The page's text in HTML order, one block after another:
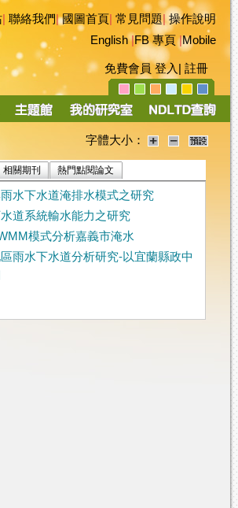
聯絡我們|國圖首頁 常見問題|操作說明
English|FB 專頁|Mobile
免費會員 登入 註冊
字體大小：
相關期刊 熱門點閱論文
水下水道淹排水模式之研究
道系統輸水能力之研究
模式分析嘉義市淹水
雨水下水道分析研究-以宜蘭縣政中